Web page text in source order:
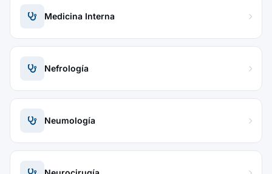
Medicina Interna
Nefrología
Neumología